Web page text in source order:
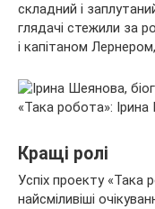
складний і
глядачі стежили за
і капітаном
«Така робота»:
Кращі ролі
Успіх проекту «Така
найсміливіші